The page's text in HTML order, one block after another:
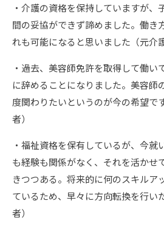
・介護の資格を保持していますが、
間の妥協ができず諦めました。働き
れも可能になると思いました（元介護
・過去、美容師免許を取得して働い
に辞めることになりました。美容師
度関わりたいというのが今の希望で
者）
・福祉資格を保有しているが、今就
も経験も関係がなく、それを活かせ
きつつある。将来的に何のスキルア
ているため、早々に方向転換を行い
者）